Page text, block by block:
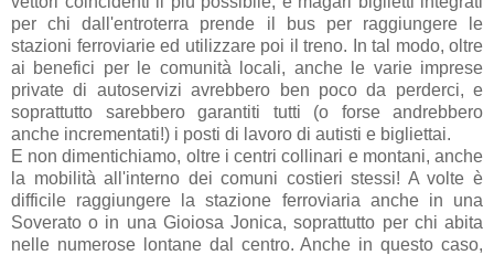
per chi dall'entroterra prende il bus per raggiungere le
stazioni ferroviarie ed utilizzare poi il treno. In tal modo, oltre
ai benefici per le comunità locali, anche le varie imprese
private di autoservizi avrebbero ben poco da perderci, e
soprattutto sarebbero garantiti tutti (o forse andrebbero
anche incrementati!) i posti di lavoro di autisti e bigliettai.
E non dimentichiamo, oltre i centri collinari e montani, anche
la mobilità all'interno dei comuni costieri stessi! A volte è
difficile raggiungere la stazione ferroviaria anche in una
Soverato o in una Gioiosa Jonica, soprattutto per chi abita
nelle numerose lontane dal centro. Anche in questo caso,